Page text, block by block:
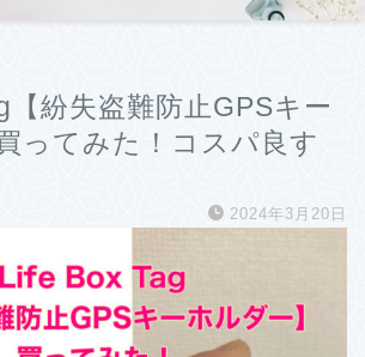
【紛失盗難防止GPSキー
ってみた！コスパ良す
2024年3月20日